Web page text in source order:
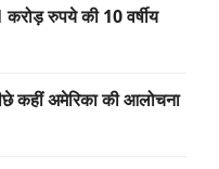
रुपये की 10 वर्षीय
कहीं अमेरिका की आलोचना